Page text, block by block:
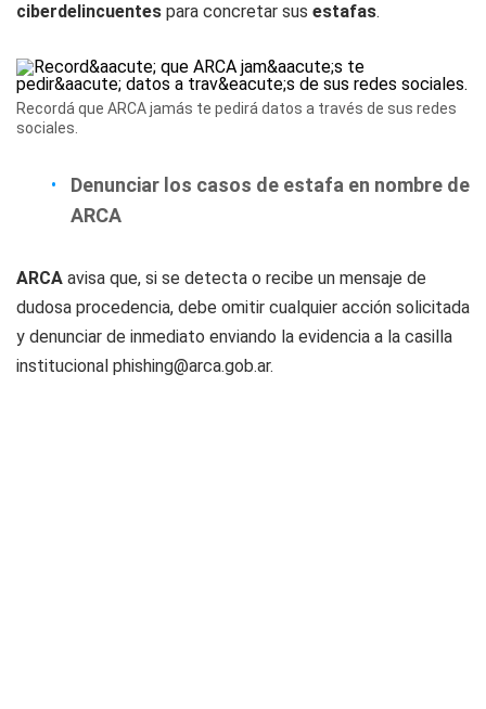
ciberdelincuentes para concretar sus estafas.
Recordá que ARCA jamás te pedirá datos a través de sus redes
sociales.
Denunciar los casos de estafa en nombre de
ARCA
ARCA avisa que, si se detecta o recibe un mensaje de
dudosa procedencia, debe omitir cualquier acción solicitada
y denunciar de inmediato enviando la evidencia a la casilla
institucional phishing@arca.gob.ar.